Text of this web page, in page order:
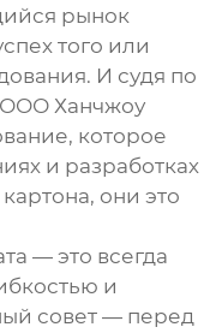
рынок
того или
И судя по
ООО Ханчжоу
которое
и разработках
они это
— это всегда
и
совет — перед